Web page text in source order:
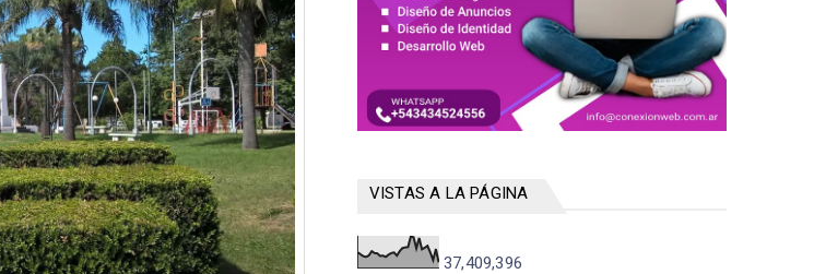
VISTAS A LA PÁGINA
37,409,396